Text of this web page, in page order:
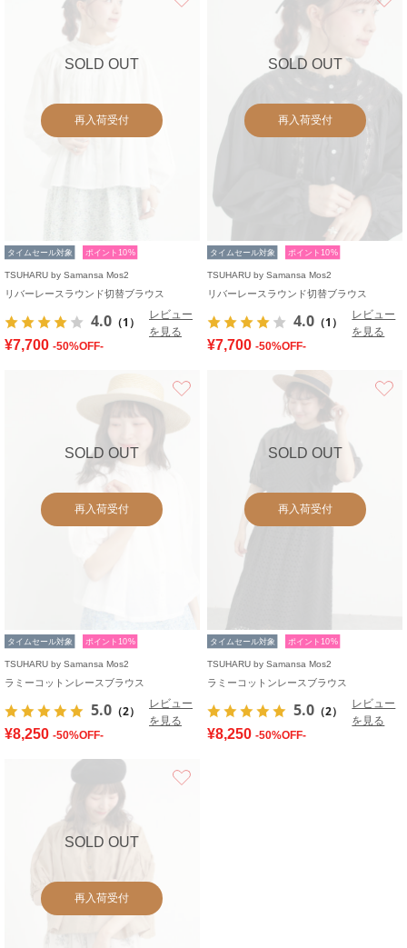
SOLD OUT
再入荷受付
タイムセール対象 ポイント10%
TSUHARU by Samansa Mos2
リバーレースラウンド切替ブラウス
4.0 （1）
レビュー
を見る
¥7,700 -50%OFF-
SOLD OUT
再入荷受付
タイムセール対象 ポイント10%
TSUHARU by Samansa Mos2
リバーレースラウンド切替ブラウス
4.0 （1）
レビュー
を見る
¥7,700 -50%OFF-
SOLD OUT
再入荷受付
タイムセール対象 ポイント10%
TSUHARU by Samansa Mos2
ラミーコットンレースブラウス
5.0 （2）
レビュー
を見る
¥8,250 -50%OFF-
SOLD OUT
再入荷受付
タイムセール対象 ポイント10%
TSUHARU by Samansa Mos2
ラミーコットンレースブラウス
5.0 （2）
レビュー
を見る
¥8,250 -50%OFF-
SOLD OUT
再入荷受付